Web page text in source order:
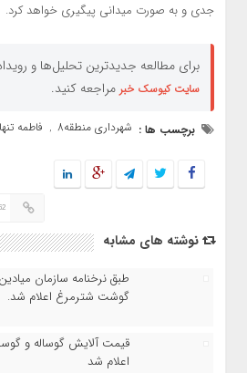
جدی و به صورت میدانی پیگیری خواهد کرد.
برای مطالعه جدیدترین تحلیل‌ها و
سایت کیوسک خبر مراجعه کنید.
برچسب ها : شهرداری منطقه8 , فاطمه
نوشته های مشابه
طبق نرخنامه سازمان
گوشت شترمرغ اعلام شد.
قیمت آلایش گوساله و
اعلام شد